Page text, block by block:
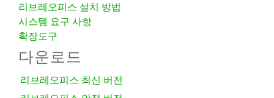
리브레오피스 설치 방법
시스템 요구 사항
확장도구
다운로드
리브레오피스 최신 버전